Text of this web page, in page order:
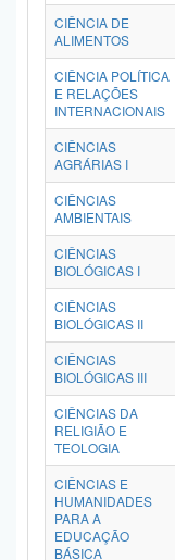
CIÊNCIA DE
ALIMENTOS
CIÊNCIA POLÍTICA
E RELAÇÕES
INTERNACIONAIS
CIÊNCIAS
AGRÁRIAS I
CIÊNCIAS
AMBIENTAIS
CIÊNCIAS
BIOLÓGICAS I
CIÊNCIAS
BIOLÓGICAS II
CIÊNCIAS
BIOLÓGICAS III
CIÊNCIAS DA
RELIGIÃO E
TEOLOGIA
CIÊNCIAS E
HUMANIDADES
PARA A
EDUCAÇÃO
BÁSICA